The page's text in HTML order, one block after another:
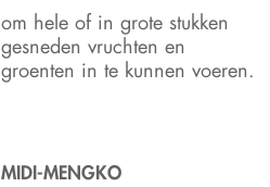
om hele of in grote stukken
gesneden vruchten en
groenten in te kunnen voeren.
MIDI-MENGKO